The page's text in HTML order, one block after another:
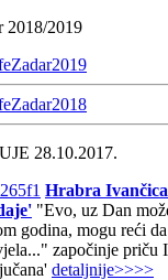
2018/2019
28.10.2017.
Hrabra
"Evo, uz Dan
godina, mogu reći
započinje priču
detaljnije>>>>